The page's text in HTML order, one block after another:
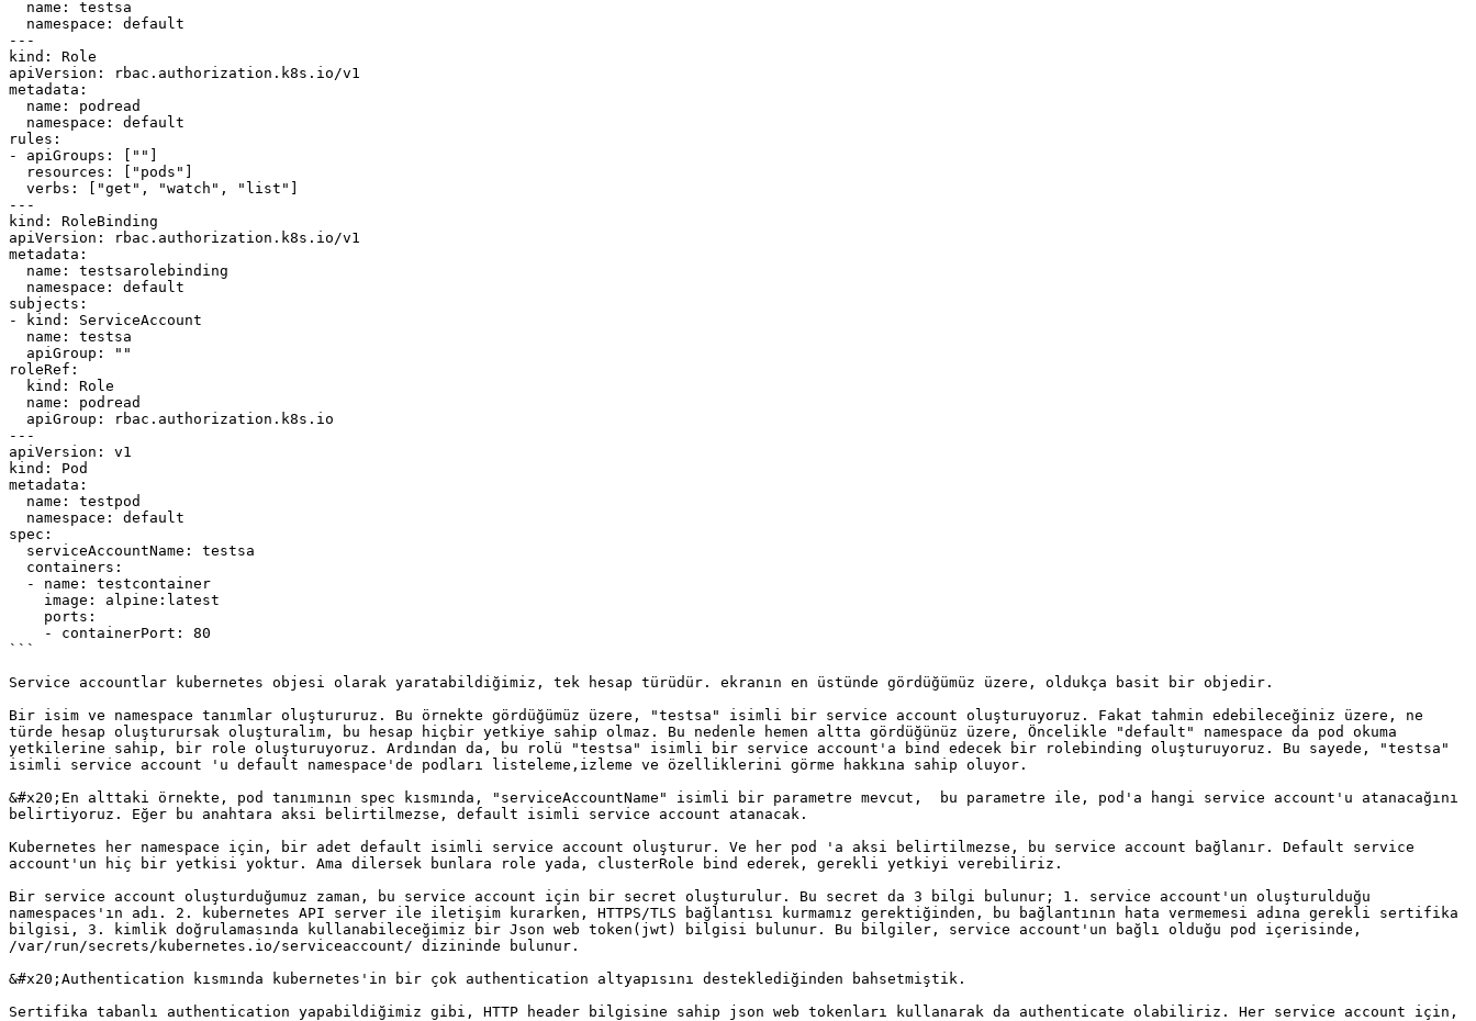
---
kind: Role
apiVersion: rbac.authorization.k8s.io/v1
metadata:
rules:
- apiGroups: [""]
---
kind: RoleBinding
apiVersion: rbac.authorization.k8s.io/v1
metadata:
subjects:
- kind: ServiceAccount
roleRef:
---
apiVersion: v1
kind: Pod
metadata:
spec:
```
Service accountlar kubernetes objesi olarak yaratabildiğimiz, tek hesap türüdür. ekranın en üstünde gördüğümüz üzere, oldukça basit bir objedir.
Bir isim ve namespace tanımlar oluştururuz. Bu örnekte gördüğümüz üzere, "testsa" isimli bir service account oluşturuyoruz. Fakat tahmin edebileceğiniz üzere, ne
türde hesap oluşturursak oluşturalım, bu hesap hiçbir yetkiye sahip olmaz. Bu nedenle hemen altta gördüğünüz üzere, Öncelikle "default" namespace da pod okuma
yetkilerine sahip, bir role oluşturuyoruz. Ardından da, bu rolü "testsa" isimli bir service account'a bind edecek bir rolebinding oluşturuyoruz. Bu sayede, "testsa"
isimli service account 'u default namespace'de podları listeleme,izleme ve özelliklerini görme hakkına sahip oluyor.
&#x20;En alttaki örnekte, pod tanımının spec kısmında, "serviceAccountName" isimli bir parametre mevcut,  bu parametre ile, pod'a hangi service account'u atanacağını
belirtiyoruz. Eğer bu anahtara aksi belirtilmezse, default isimli service account atanacak.
Kubernetes her namespace için, bir adet default isimli service account oluşturur. Ve her pod 'a aksi belirtilmezse, bu service account bağlanır. Default service
account'un hiç bir yetkisi yoktur. Ama dilersek bunlara role yada, clusterRole bind ederek, gerekli yetkiyi verebiliriz.
Bir service account oluşturduğumuz zaman, bu service account için bir secret oluşturulur. Bu secret da 3 bilgi bulunur; 1. service account'un oluşturulduğu
namespaces'ın adı. 2. kubernetes API server ile iletişim kurarken, HTTPS/TLS bağlantısı kurmamız gerektiğinden, bu bağlantının hata vermemesi adına gerekli sertifika
bilgisi, 3. kimlik doğrulamasında kullanabileceğimiz bir Json web token(jwt) bilgisi bulunur. Bu bilgiler, service account'un bağlı olduğu pod içerisinde,
/var/run/secrets/kubernetes.io/serviceaccount/ dizininde bulunur.
&#x20;Authentication kısmında kubernetes'in bir çok authentication altyapısını desteklediğinden bahsetmiştik.
Sertifika tabanlı authentication yapabildiğimiz gibi, HTTP header bilgisine sahip json web tokenları kullanarak da authenticate olabiliriz. Her service account için,